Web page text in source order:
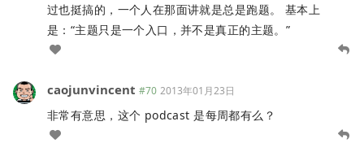
过也挺搞的，一个人在那面讲就是总是跑题。 基本上
是：“主题只是一个入口，并不是真正的主题。”
caojunvincent #70 2013年01月23日
非常有意思，这个 podcast 是每周都有么？